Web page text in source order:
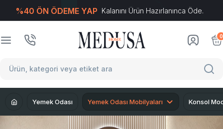
%40 ÖN ÖDEME YAP Kalanını Ürün Hazırlanınca Öde.
0
Yemek Odası Yemek Odası Mobilyaları Konsol
T-Soft E-Ticaret Sistemleriyle Hazırlanmıştır.